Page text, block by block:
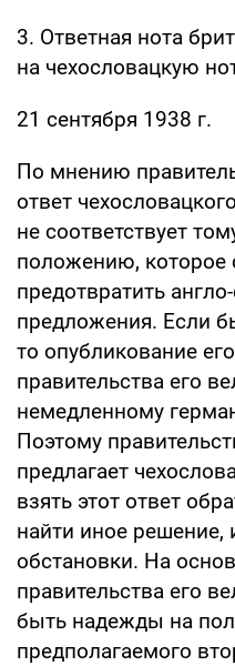
3. Ответная нота
на чехословацкую
21 сентября 1938 г.
По мнению
ответ
не соответствует
положению, которое
предотвратить
предложения. Если
то опубликование
правительства его
немедленному
Поэтому
предлагает
взять этот ответ
найти иное решение,
обстановки. На
правительства его
быть надежды на
предполагаемого